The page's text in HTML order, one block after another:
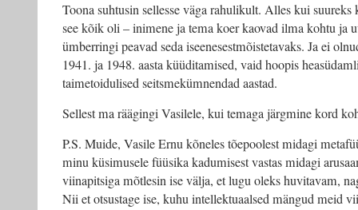
Toona suhtusin sellesse väga rahulikult. Alles kui suureks
see kõik oli – inimene ja tema koer kaovad ilma kohtu ja
ümberringi peavad seda iseenesestmõistetavaks. Ja ei
1941. ja 1948. aasta küüditamised, vaid hoopis
taimetoidulised seitsmekümnendad aastad.
Sellest ma räägingi Vasilele, kui temaga järgmine kord
P.S. Muide, Vasile Ernu kõneles tõepoolest midagi
minu küsimusele füüsika kadumisest vastas midagi
viinapitsiga mõtlesin ise välja, et lugu oleks huvitavam,
Nii et otsustage ise, kuhu intellektuaalsed mängud meid